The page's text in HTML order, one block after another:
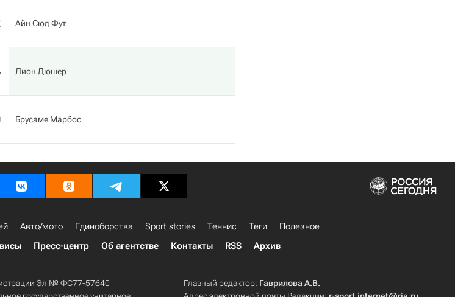
Айн Сюд Фут
Лион Дюшер
Брусаме Марбос
Авто/мото Единоборства Sport stories Теннис Теги
Полезное
Пресс-центр Об агентстве Контакты RSS Архив
Эл № ФС77-57640
Главный редактор: Гаврилова А.В.